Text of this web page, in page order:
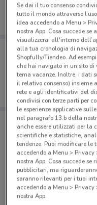
Porta
Puoi trovare
salvarle e
dal tuo
Negozi Tempocasa a
Se dai il tuo consenso
tutto il mondo attraverso
idea accedendo a Menu >
nostra App. Cosa succede se
visualizzerai all'interno
alla tua cronologia di
Shopfully/Tiendeo. Ad
che hai navigato in un sito
tema vacanze. Inoltre, i dati
il relativo consenso) insieme
rete e agli identificativi del
condivisi con terze parti per
le esperienze applicative
nel paragrafo 13.b della
anche essere utilizzati per la
scientifiche e statistiche,
tendenze. Puoi modificare le
accedendo a Menu >
nostra App. Cosa succede
pubblicitari, ma
saranno rilevanti per i tuoi
accedendo a Menu >
nostra App.